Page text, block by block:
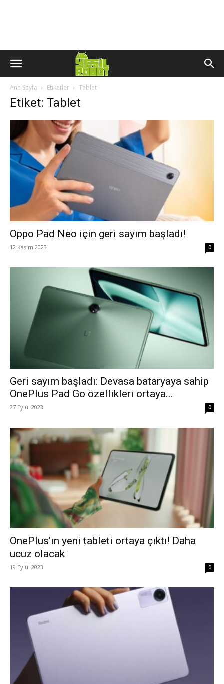
Ana Sayfa Etiketler Tablet
Etiket: Tablet
Oppo Pad Neo için geri sayım başladı!
12 Kasım 2023 0
Geri sayım başladı: Devasa bataryaya sahip
OnePlus Pad Go özellikleri ortaya...
27 Eylül 2023 0
OnePlus’ın yeni tableti ortaya çıktı! Daha
ucuz olacak
19 Eylül 2023 0